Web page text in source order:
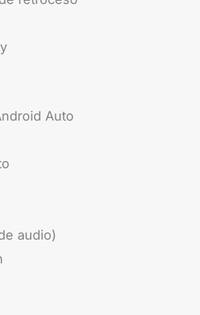
Auto
audio)